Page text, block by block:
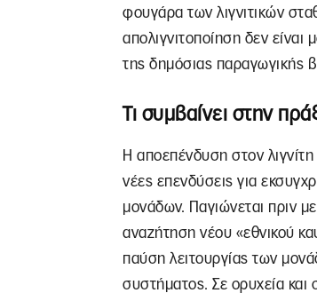
φουγάρα των λιγνιτικών
απολιγνιτοποίηση δεν
της δημόσιας παραγωγικής
Τι συμβαίνει στην
Η αποεπένδυση στον
νέες επενδύσεις για
μονάδων. Παγιώνεται πριν
αναζήτηση νέου «εθνικού
παύση λειτουργίας των
συστήματος. Σε ορυχεία